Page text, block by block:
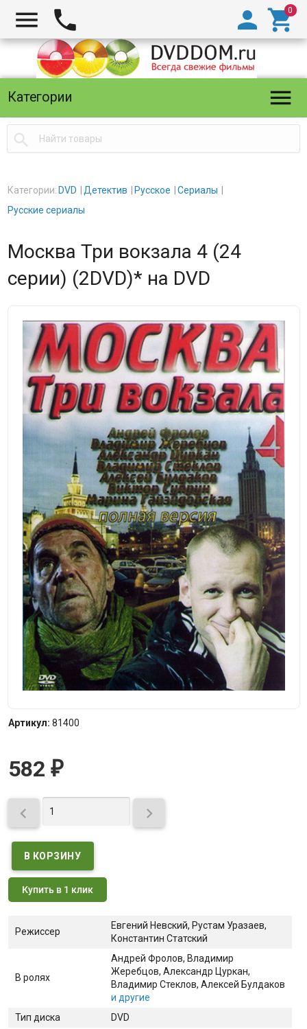
  

Категории 

Категории: DVD Детектив Русское
Сериалы
Русские сериалы
Москва Три вокзала 4 (24
серии) (2DVD)* на DVD
Артикул: 81400
582 ₽
 
Купить в 1 клик
Режиссер
Евгений Невский, Рустам Уразаев,
Константин Статский
В ролях
Андрей Фролов, Владимир
Жеребцов, Александр Цуркан,
Владимир Стеклов, Алексей Булдаков
и другие
Тип диска
DVD